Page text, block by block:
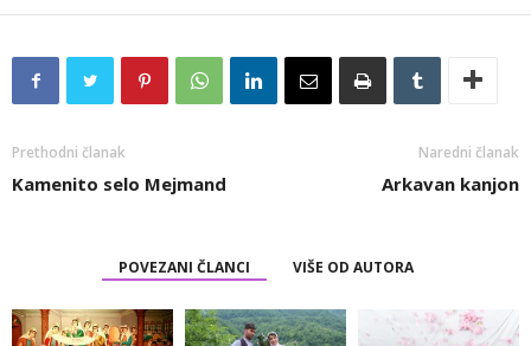
Prethodni članak
Kamenito selo Mejmand
Naredni članak
Arkavan kanjon
POVEZANI ČLANCI VIŠE OD AUTORA